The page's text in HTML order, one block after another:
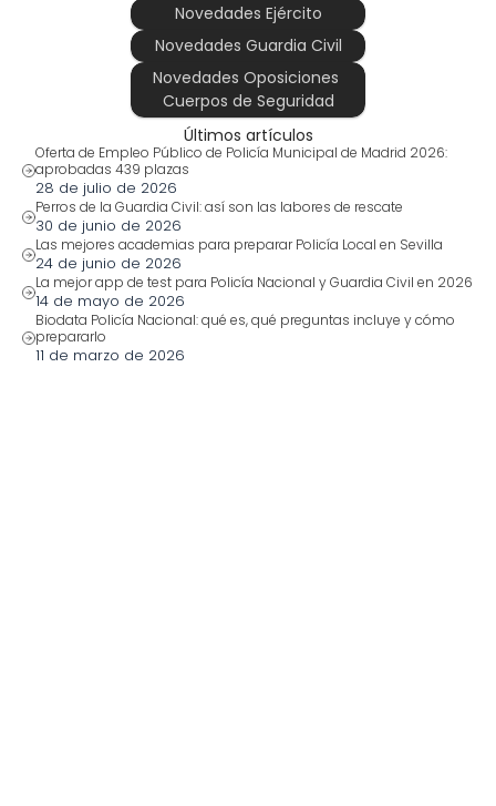
Novedades Ejército
Novedades Guardia Civil
Novedades Oposiciones
Cuerpos de Seguridad
Últimos artículos
Oferta de Empleo Público de Policía Municipal de Madrid 2026:
aprobadas 439 plazas
28 de julio de 2026
Perros de la Guardia Civil: así son las labores de rescate
30 de junio de 2026
Las mejores academias para preparar Policía Local en Sevilla
24 de junio de 2026
La mejor app de test para Policía Nacional y Guardia Civil en 2026
14 de mayo de 2026
Biodata Policía Nacional: qué es, qué preguntas incluye y cómo
prepararlo
11 de marzo de 2026